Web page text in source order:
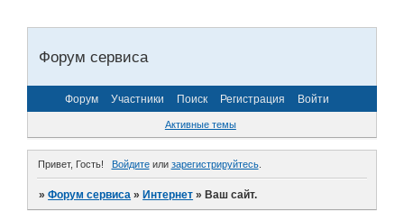
Форум сервиса
Форум Участники Поиск Регистрация Войти
Активные темы
Привет, Гость! Войдитеили зарегистрируйтесь.
»Форум сервиса »Интернет »Ваш сайт.